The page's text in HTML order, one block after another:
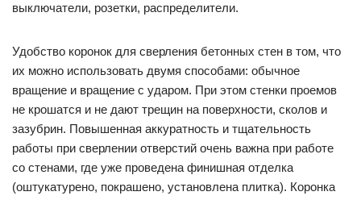
выключатели, розетки, распределители.
Удобство коронок для сверления бетонных стен в том, что
их можно использовать двумя способами: обычное
вращение и вращение с ударом. При этом стенки проемов
не крошатся и не дают трещин на поверхности, сколов и
зазубрин. Повышенная аккуратность и тщательность
работы при сверлении отверстий очень важна при работе
со стенами, где уже проведена финишная отделка
(оштукатурено, покрашено, установлена плитка). Коронка